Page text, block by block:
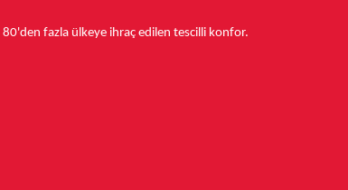
80'den fazla ülkeye ihraç edilen tescilli konfor.